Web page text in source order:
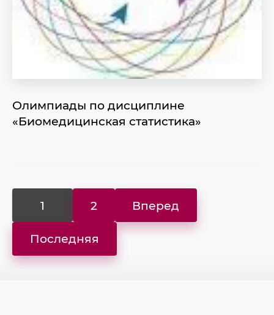
Олимпиады по дисциплине
«Биомедицинская статистика»
1 2 Вперед
Последняя